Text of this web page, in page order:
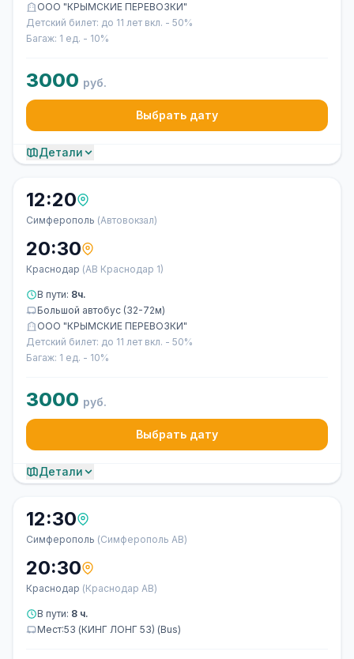
ООО "КРЫМСКИЕ ПЕРЕВОЗКИ"
Детский билет: до 11 лет вкл. - 50%
Багаж: 1 ед. - 10%
3000 руб.
Выбрать дату
Детали
12:20
Симферополь (Автовокзал)
20:30
Краснодар (АВ Краснодар 1)
В пути: 8ч.
Большой автобус (32-72м)
ООО "КРЫМСКИЕ ПЕРЕВОЗКИ"
Детский билет: до 11 лет вкл. - 50%
Багаж: 1 ед. - 10%
3000 руб.
Выбрать дату
Детали
12:30
Симферополь (Симферополь АВ)
20:30
Краснодар (Краснодар АВ)
В пути: 8 ч.
Мест:53 (КИНГ ЛОНГ 53) (Bus)